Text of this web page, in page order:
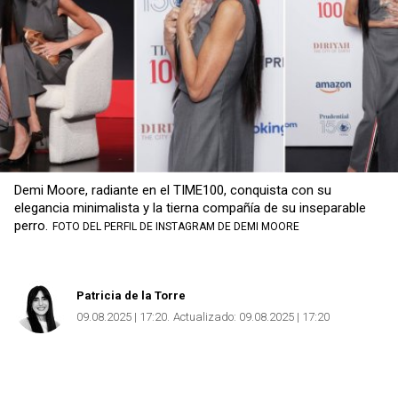
Demi Moore, radiante en el TIME100, conquista con su
elegancia minimalista y la tierna compañía de su inseparable
perro. FOTO DEL PERFIL DE INSTAGRAM DE DEMI MOORE
Patricia de la Torre
09.08.2025 | 17:20 Actualizado: 09.08.2025 | 17:20